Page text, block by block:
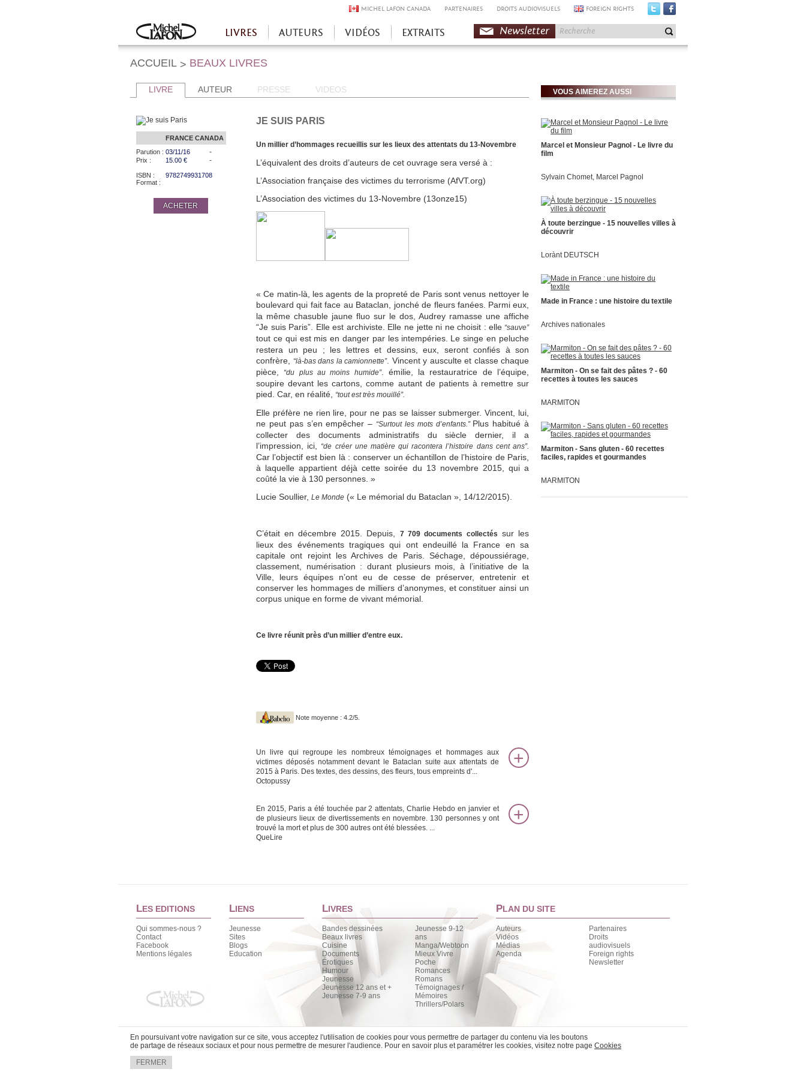
MICHEL LAFON CANADA PARTENAIRES DROITS AUDIOVISUELS FOREIGN RIGHTS
Accueil
LIVRES AUTEURS VIDÉOS EXTRAITS Newsletter
ACCUEIL > BEAUX LIVRES
LIVRE AUTEUR PRESSE VIDEOS
FRANCE CANADA
Parution : 03/11/16 -
Prix : 15.00 € -
ISBN :
9782749931708
Format :
ACHETER
JE SUIS PARIS
Un millier d’hommages recueillis sur les lieux des attentats du 13-Novembre
L’équivalent des droits d’auteurs de cet ouvrage sera versé à :
L’Association française des victimes du terrorisme (AfVT.org)
L’Association des victimes du 13-Novembre (13onze15)
« Ce matin-là, les agents de la propreté de Paris sont venus nettoyer le
boulevard qui fait face au Bataclan, jonché de fleurs fanées. Parmi eux,
la même chasuble jaune fluo sur le dos, Audrey ramasse une affiche
“Je suis Paris”. Elle est archiviste. Elle ne jette ni ne choisit : elle “sauve”
tout ce qui est mis en danger par les intempéries. Le singe en peluche
restera un peu ; les lettres et dessins, eux, seront confiés à son
confrère,
“là-bas dans la camionnette”. Vincent y ausculte et classe chaque
pièce,
“du plus au moins humide”. émilie, la restauratrice de l’équipe,
soupire devant les cartons, comme autant de patients à remettre sur
pied. Car, en réalité,
“tout est très mouillé”.
Elle préfère ne rien lire, pour ne pas se laisser submerger. Vincent, lui,
ne peut pas s’en empêcher – “Surtout les mots d’enfants.” Plus habitué à
collecter des documents administratifs du siècle dernier, il a
l’impression, ici,
“de créer une matière qui racontera l’histoire dans cent ans”.
Car l’objectif est bien là : conserver un échantillon de l’histoire de Paris,
à laquelle appartient déjà cette soirée du 13 novembre 2015, qui a
coûté la vie à 130 personnes. »
Lucie Soullier, Le Monde (« Le mémorial du Bataclan », 14/12/2015).
C’était en décembre 2015. Depuis, 7 709 documents collectés sur les
lieux des événements tragiques qui ont endeuillé la France en sa
capitale ont rejoint les Archives de Paris. Séchage, dépoussiérage,
classement, numérisation : durant plusieurs mois, à l’initiative de la
Ville, leurs équipes n’ont eu de cesse de préserver, entretenir et
conserver les hommages de milliers d’anonymes, et constituer ainsi un
corpus unique en forme de vivant mémorial.
Ce livre réunit près d’un millier d’entre eux.
Note moyenne : 4.2/5.
Un livre qui regroupe les nombreux témoignages et hommages aux
victimes déposés notamment devant le Bataclan suite aux attentats de
2015 à Paris. Des textes, des dessins, des fleurs, tous empreints d'...
Octopussy
En 2015, Paris a été touchée par 2 attentats, Charlie Hebdo en janvier et
de plusieurs lieux de divertissements en novembre. 130 personnes y ont
trouvé la mort et plus de 300 autres ont été blessées. ...
QueLire
VOUS AIMEREZ AUSSI
Marcel et Monsieur Pagnol - Le livre du
film
Sylvain Chomet, Marcel Pagnol
À toute berzingue - 15 nouvelles villes à
découvrir
Lorànt DEUTSCH
Made in France : une histoire du textile
Archives nationales
Marmiton - On se fait des pâtes ? - 60
recettes à toutes les sauces
MARMITON
Marmiton - Sans gluten - 60 recettes
faciles, rapides et gourmandes
MARMITON
LES EDITIONS
Qui sommes-nous ?
Contact
Facebook
Mentions légales
LIENS
Jeunesse
Sites
Blogs
Education
LIVRES
Bandes dessinées
Beaux livres
Cuisine
Documents
Érotiques
Humour
Jeunesse
Jeunesse 12 ans et +
Jeunesse 7-9 ans
Jeunesse 9-12
ans
Manga/Webtoon
Mieux Vivre
Poche
Romances
Romans
Témoignages /
Mémoires
Thrillers/Polars
PLAN DU SITE
Auteurs
Vidéos
Médias
Agenda
Partenaires
Droits
audiovisuels
Foreign rights
Newsletter
En poursuivant votre navigation sur ce site, vous acceptez l'utilisation de cookies pour vous permettre de partager du contenu via les boutons
de partage de réseaux sociaux et pour nous permettre de mesurer l'audience. Pour en savoir plus et paramétrer les cookies, visitez notre page Cookies
FERMER